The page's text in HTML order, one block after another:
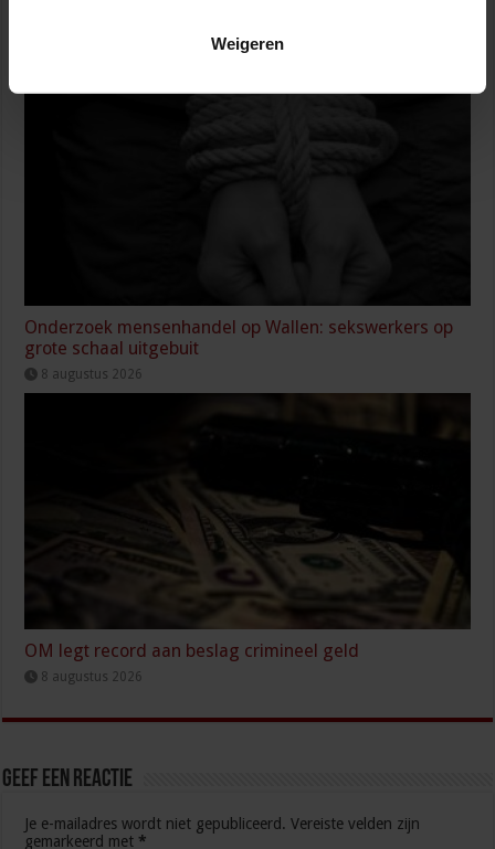
Weigeren
Onderzoek mensenhandel op Wallen: sekswerkers op
grote schaal uitgebuit
8 augustus 2026
OM legt record aan beslag crimineel geld
8 augustus 2026
Geef een reactie
Je e-mailadres wordt niet gepubliceerd. Vereiste velden zijn
gemarkeerd met *